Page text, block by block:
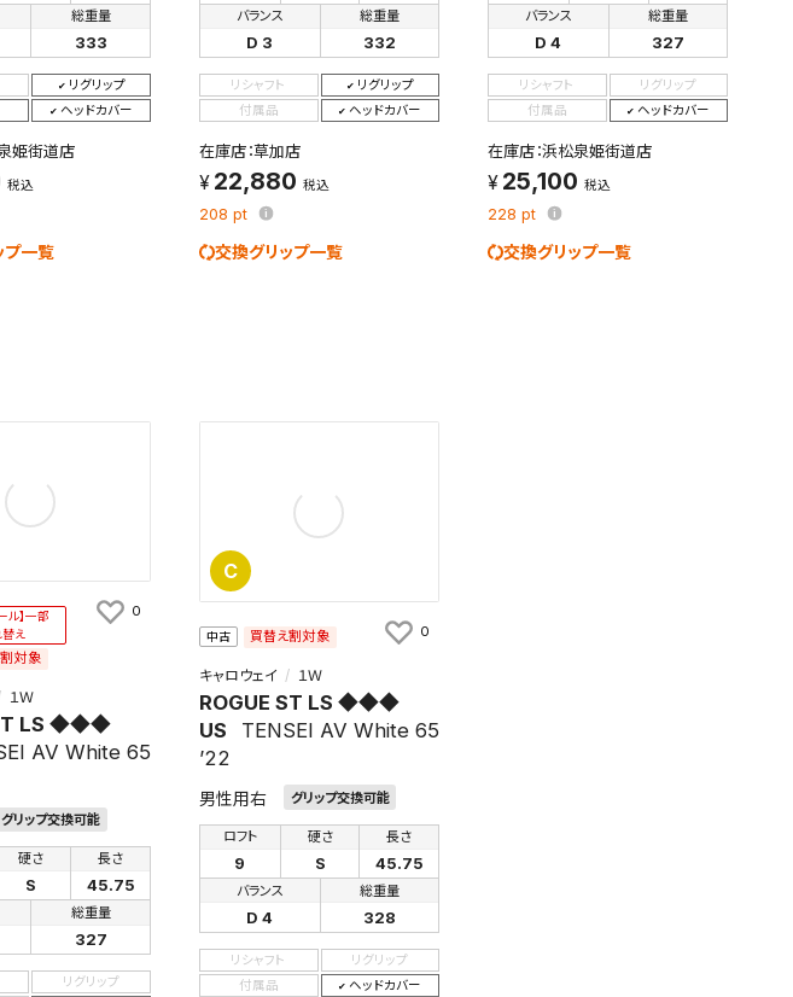
総重量
333
リグリップ
ヘッドカバー
姫街道店
税込
プ一覧
バランス
D 3
総重量
332
リシャフト
リグリップ
付属品
ヘッドカバー
在庫店：草加店
22,880 税込
208 pt
交換グリップ一覧
バランス
D 4
総重量
327
リシャフト
リグリップ
付属品
ヘッドカバー
在庫店：浜松泉姫街道店
25,100 税込
228pt
交換グリップ一覧
ル】一部
え
対象
１Ｗ
LS ◆◆◆
AV White 65
グリップ交換可能
硬さ
S
長さ
45.75
総重量
327
リグリップ
0
C
中古 買替え割対象
キャロウェイ １Ｗ
ROGUE ST LS ◆◆◆
US
TENSEI AV White 65
’22
男性用右 グリップ交換可能
ロフト
9
硬さ
S
長さ
45.75
バランス
D 4
総重量
328
リシャフト
リグリップ
付属品
ヘッドカバー
0
保存
に保存します。
くことができます。
条件一覧」から画面を表示し、条件を変更